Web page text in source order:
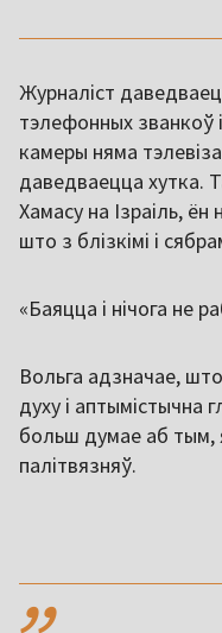
Журналіст
тэлефонных званкоў
камеры няма
даведваецца хутка.
Хамасу на Ізраіль, ён
што з блізкімі і
«Баяцца і нічога не
Вольга адзначае,
духу і аптымістычна
больш думае аб тым,
палітвязняў.
,,